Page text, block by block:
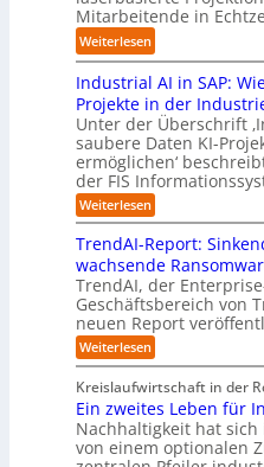
s
i
e
r
u
n
g
s
l
ö
s
u
n
g
e
n
I
n
d
u
s
t
r
i
e
a
u
t
o
m
a
t
i
s
i
e
r
u
n
s
t
r
a
l
u
s
i
n
s
s
E
c
o
s
y
s
t
e
m
o
n
.
O
r
g
w
ä
c
h
s
t
w
e
i
t
e
r
e
g
t
M
i
s
s
t
r
a
u
e
n
g
e
g
e
n
b
e
Mitarbeitende in
Weiterlesen:
L
a
r
s
h
i
l
f
t
b
e
i
d
e
r
O
r
i
e
n
Industrial AI in SAP:
Projekte in der
Unter der Überschrift
saubere Daten KI-
ermöglichen‘
der FIS
Weiterlesen:
I
n
d
u
s
t
r
i
a
l
A
I
i
n
S
TrendAI-Report:
wachsende
TrendAI, der
Geschäftsbereich von
neuen Report
Weiterlesen:
T
r
e
n
d
A
Kreislaufwirtschaft in der
Ein zweites Leben für
Nachhaltigkeit hat
von einem optionalen